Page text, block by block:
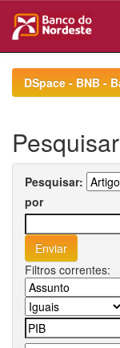
navigationDSpace - BNB -
Pesquisar
Pesquisar:
por
Filtros correntes: